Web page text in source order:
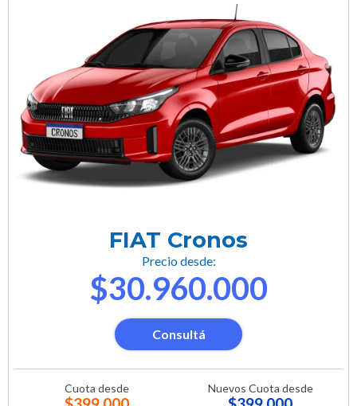
FIAT Cronos
Precio desde:
$30.960.000
Consultá
Cuota desde Nuevos Cuota desde